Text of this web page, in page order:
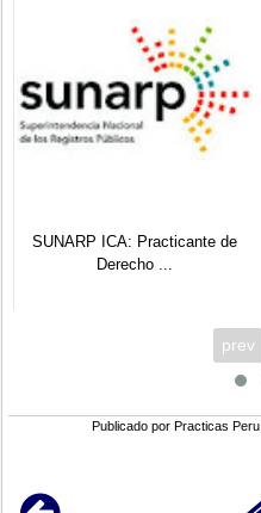
SUNARP ICA: Practicante de
Derecho ...
prev
Publicado porPracticas Peru